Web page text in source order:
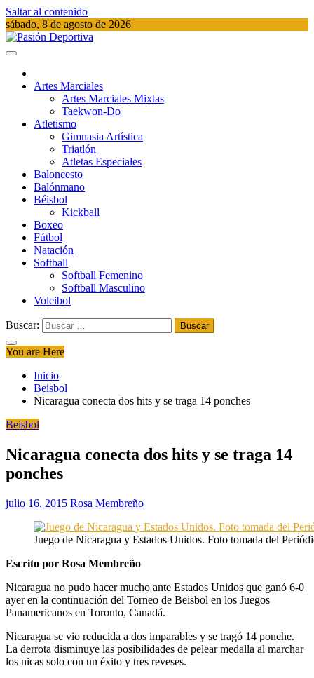
Saltar al contenido
sábado, 8 de agosto de 2026
Artes Marciales
Artes Marciales Mixtas
Taekwon-Do
Atletismo
Gimnasia Artística
Triatlón​
Atletas Especiales
Baloncesto
Balónmano
Béisbol
Kickball​
Boxeo
Fútbol
Natación​
Softball​
Softball​ Femenino
Softball​ Masculino
Voleibol​
Buscar:
You are Here
Inicio
Beisbol
Nicaragua conecta dos hits y se traga 14 ponches
Beisbol
Nicaragua conecta dos hits y se traga 14
ponches
julio 16, 2015 Rosa Membreño
Juego de Nicaragua y Estados Unidos. Foto tomada del
Escrito por Rosa Membreño
Nicaragua no pudo hacer mucho ante Estados Unidos que ganó 6-0
ayer en la continuación del Torneo de Beisbol en los Juegos
Panamericanos en Toronto, Canadá.
Nicaragua se vio reducida a dos imparables y se tragó 14 ponche.
La derrota disminuye las posibilidades de pelear medalla al marchar
los nicas solo con un éxito y tres reveses.